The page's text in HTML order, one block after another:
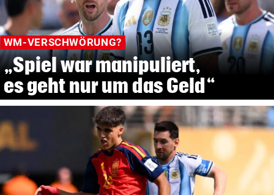
WM-VERSCHWÖRUNG?
„Spiel war manipuliert,
es geht nur um das Geld“